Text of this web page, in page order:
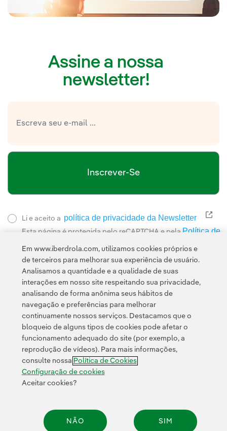
Assine a nossa
newsletter!
Inscrever-Se
Li e aceito a política de privacidade da Newsletter Link
Esta página é protegida pelo reCAPTCHA e pela Política de
e pela
Contato Clientes Política de Privacidade Informação legal
Transparência no uso da IA Política de cookies Configuração de cookies
Acessibilidade Canal de denúncias
© 2026 Iberdrola, S.A. Todos os direitos reservados.
Em www.iberdrola.com, utilizamos cookies próprios e
de terceiros para melhorar sua experiência de usuário.
Analisamos a quantidade e a qualidade de suas
interações em nosso site respeitando sua privacidade,
analisando de forma anônima seus hábitos de
navegação e preferências para melhorar
continuamente nossos serviços. Destacamos que o
bloqueio de alguns tipos de cookies pode afetar o
funcionamento adequado do site (por exemplo, a
reprodução de vídeos). Para mais informações,
consulte nossa Política de Cookies
Configuração de cookies
Aceitar cookies?
NÃO SIM